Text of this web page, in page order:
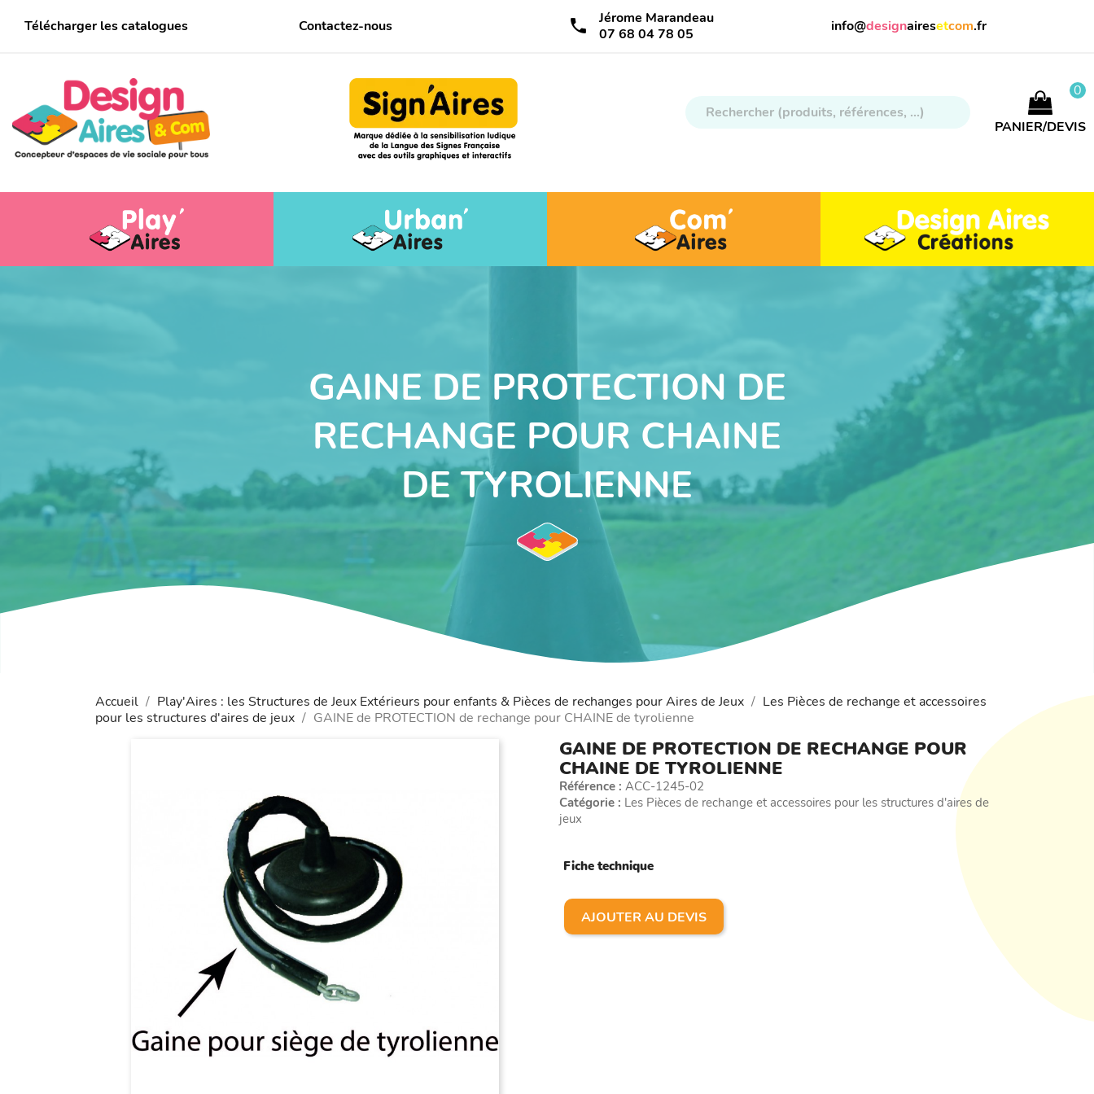
Télécharger les catalogues Contactez-nous call
Jérome Marandeau
07 68 04 78 05
info@designairesetcom.fr
0
PANIER/DEVIS
GAINE DE PROTECTION DE
RECHANGE POUR CHAINE
DE TYROLIENNE
Accueil Play'Aires : les Structures de Jeux Extérieurs pour enfants & Pièces de rechanges pour Aires de Jeux
Les Pièces de rechange et accessoires
pour les structures d'aires de jeux
GAINE de PROTECTION de rechange pour CHAINE de tyrolienne
GAINE DE PROTECTION DE RECHANGE POUR
CHAINE DE TYROLIENNE
Référence : ACC-1245-02
Catégorie : Les Pièces de rechange et accessoires pour les structures d'aires de
jeux
Fiche technique
AJOUTER AU DEVIS